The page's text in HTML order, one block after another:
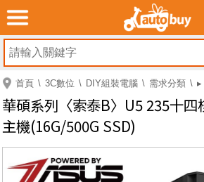
首頁 3C數位 DIY組裝電腦 需求分類 ▸
華碩系列〈索泰B〉U5 235十四
主機(16G/500G SSD)